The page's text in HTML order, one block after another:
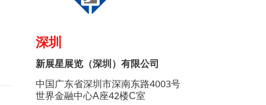
深圳
新展星展览（深圳）有限公司
中国广东省深圳市深南东路4003号
世界金融中心A座42楼C室